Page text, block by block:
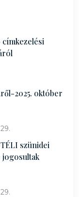
címkezelési
2025. október
szünidei
jogosultak